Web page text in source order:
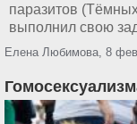
паразитов
выполнил свою
Елена Любимова, 8